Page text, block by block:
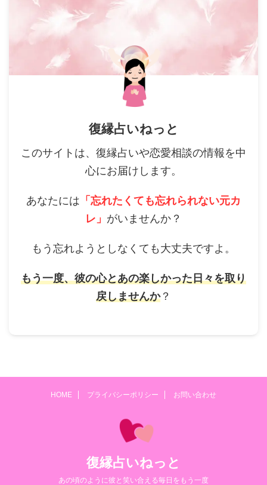
復縁占いねっと
このサイトは、復縁占いや恋愛相談の情報を中
心にお届けします。
あなたには 「忘れたくても忘れられない元カ
レ」 がいませんか？
もう忘れようとしなくても大丈夫ですよ。
もう一度、彼の心とあの楽しかった日々を取り
戻しませんか？
HOME プライバシーポリシー お問い合わせ
復縁占いねっと
あの頃のように彼と笑い合える毎日をもう一度